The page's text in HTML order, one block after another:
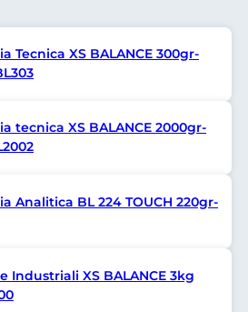
Tecnica XS BALANCE 300gr-
tecnica XS BALANCE 2000gr-
Analitica BL 224 TOUCH 220gr-
Industriali XS BALANCE 3kg